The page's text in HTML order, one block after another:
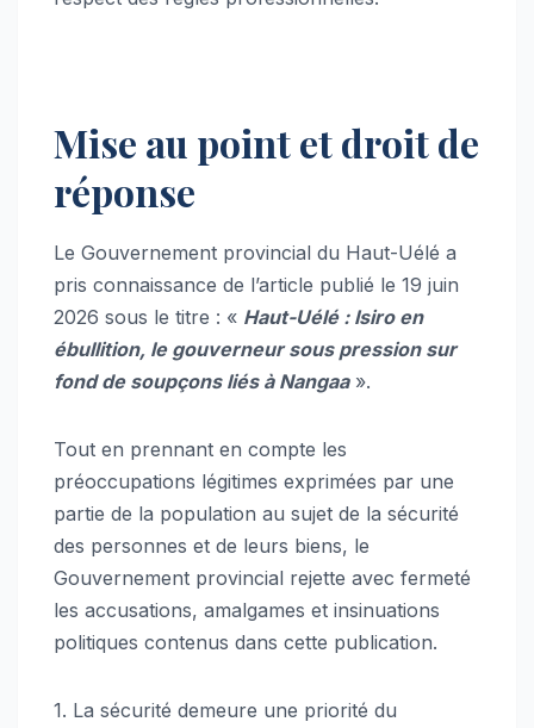
Mise au point et droit de
réponse
Le Gouvernement provincial du Haut-Uélé a
pris connaissance de l’article publié le 19 juin
2026 sous le titre : « Haut-Uélé : Isiro en
ébullition, le gouverneur sous pression sur
fond de soupçons liés à Nangaa».
Tout en prennant en compte les
préoccupations légitimes exprimées par une
partie de la population au sujet de la sécurité
des personnes et de leurs biens, le
Gouvernement provincial rejette avec fermeté
les accusations, amalgames et insinuations
politiques contenus dans cette publication.
1. La sécurité demeure une priorité du